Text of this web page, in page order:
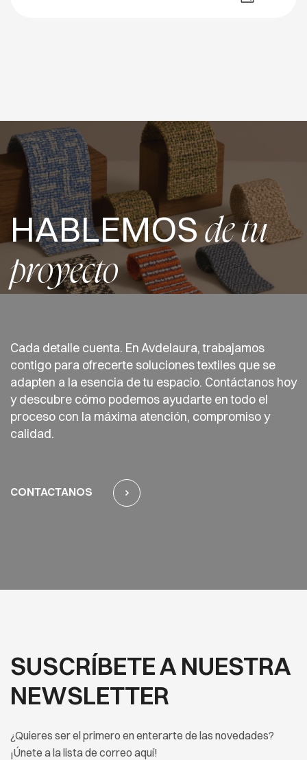
HABLEMOSde tu
proyecto
Cada detalle cuenta. En Avdelaura, trabajamos
contigo para ofrecerte soluciones textiles que se
adapten a la esencia de tu espacio. Contáctanos hoy
y descubre cómo podemos ayudarte en todo el
proceso con la máxima atención, compromiso y
calidad.
CONTACTANOS
SUSCRÍBETE A NUESTRA
NEWSLETTER
¿Quieres ser el primero en enterarte de las novedades?
¡Únete a la lista de correo aquí!